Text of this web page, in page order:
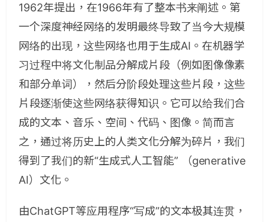
1962年提出，在1966年有了整本书来阐述。第
一个深度神经网络的发明最终导致了当今大规模
网络的出现，这些网络也用于生成AI。在机器学
习过程中将文化制品分解成片段（例如图像像素
和部分单词），然后分阶段处理这些片段，这些
片段逐渐使这些网络获得知识。它可以给我们合
成的文本、音乐、空间、代码、图像。简而言
之，通过将历史上的人类文化分解为碎片，我们
得到了我们的新“生成式人工智能” （generative
AI）文化。
由ChatGPT等应用程序“写成”的文本极其连贯，